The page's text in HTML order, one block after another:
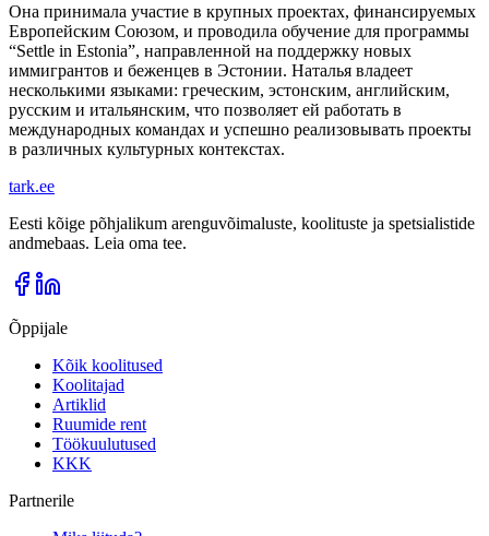
Она принимала участие в крупных проектах, финансируемых
Европейским Союзом, и проводила обучение для программы
“Settle in Estonia”, направленной на поддержку новых
иммигрантов и беженцев в Эстонии. Наталья владеет
несколькими языками: греческим, эстонским, английским,
русским и итальянским, что позволяет ей работать в
международных командах и успешно реализовывать проекты
в различных культурных контекстах.
tark.ee
Eesti kõige põhjalikum arenguvõimaluste, koolituste ja spetsialistide
andmebaas. Leia oma tee.
Õppijale
Kõik koolitused
Koolitajad
Artiklid
Ruumide rent
Töökuulutused
KKK
Partnerile